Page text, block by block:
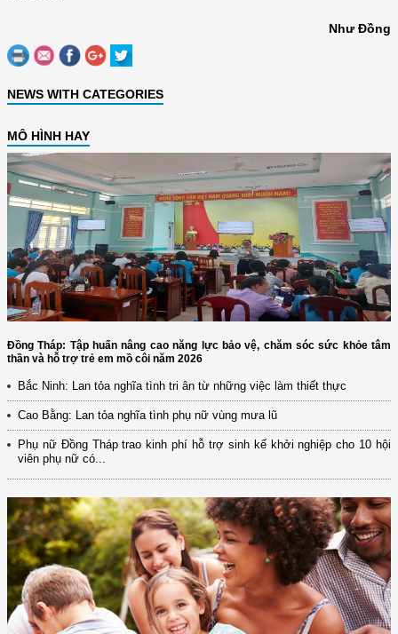
Như Đồng
NEWS WITH CATEGORIES
MÔ HÌNH HAY
Đồng Tháp: Tập huấn nâng cao năng lực bảo vệ, chăm sóc sức khỏe tâm
thần và hỗ trợ trẻ em mồ côi năm 2026
Bắc Ninh: Lan tỏa nghĩa tình tri ân từ những việc làm thiết thực
Cao Bằng: Lan tỏa nghĩa tình phụ nữ vùng mưa lũ
Phụ nữ Đồng Tháp trao kinh phí hỗ trợ sinh kế khởi nghiệp cho 10 hội
viên phụ nữ có...